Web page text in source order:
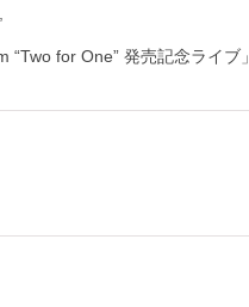
for One” 発売記念ライブ」